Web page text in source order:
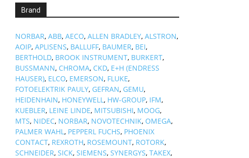
Brand
NORBAR, ABB, AECO, ALLEN BRADLEY, ALSTRON,
AOIP, APLISENS, BALLUFF, BAUMER, BEI,
BERTHOLD, BROOK INSTRUMENT, BURKERT,
BUSSMANN, CHROMA, CKD, E+H (ENDRESS
HAUSER), ELCO, EMERSON, FLUKE,
FOTOELEKTRIK PAULY, GEFRAN, GEMU,
HEIDENHAIN, HONEYWELL, HW-GROUP, IFM,
KUEBLER, LEINE LINDE, MITSUBISHI, MOOG,
MTS, NIDEC, NORBAR, NOVOTECHNIK, OMEGA,
PALMER WAHL, PEPPERL FUCHS, PHOENIX
CONTACT, REXROTH, ROSEMOUNT, ROTORK,
SCHNEIDER, SICK, SIEMENS, SYNERGYS, TAKEX,